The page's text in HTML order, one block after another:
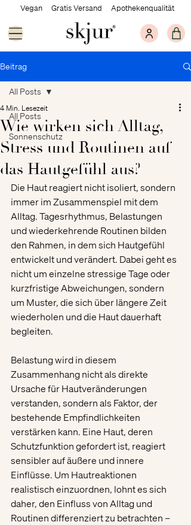
Vegan Gratis Versand Apothekenqualität
Beitrag
All Posts
Sonnenschutz
All Posts
Wie wirken sich Alltag,
Stress und Routinen auf
das Hautgefühl aus?
4 Min. Lesezeit
Die Haut reagiert nicht isoliert, sondern
immer im Zusammenspiel mit dem
Alltag. Tagesrhythmus, Belastungen
und wiederkehrende Routinen bilden
den Rahmen, in dem sich Hautgefühl
entwickelt und verändert. Dabei geht es
nicht um einzelne stressige Tage oder
kurzfristige Abweichungen, sondern
um Muster, die sich über längere Zeit
wiederholen und die Haut dauerhaft
begleiten.
Belastung wird in diesem
Zusammenhang nicht als direkte
Ursache für Hautveränderungen
verstanden, sondern als Faktor, der
bestehende Empfindlichkeiten
verstärken kann. Eine Haut, deren
Schutzfunktion gefordert ist, reagiert
sensibler auf äußere und innere
Einflüsse. Um Hautreaktionen
realistisch einzuordnen, lohnt es sich
daher, den Einfluss von Alltag und
Routinen differenziert zu betrachten –